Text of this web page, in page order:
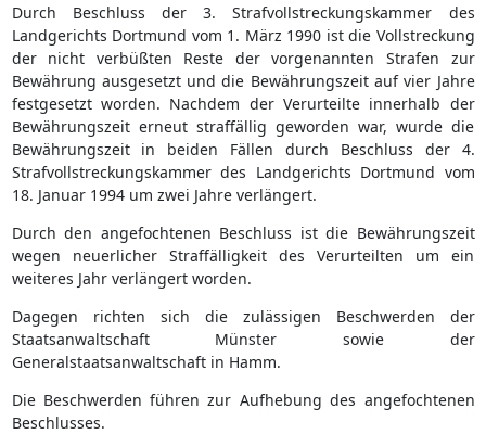
Durch Beschluss der 3. Strafvollstreckungskammer des
Landgerichts Dortmund vom 1. März 1990 ist die Vollstreckung
der nicht verbüßten Reste der vorgenannten Strafen zur
Bewährung ausgesetzt und die Bewährungszeit auf vier Jahre
festgesetzt worden. Nachdem der Verurteilte innerhalb der
Bewährungszeit erneut straffällig geworden war, wurde die
Bewährungszeit in beiden Fällen durch Beschluss der 4.
Strafvollstreckungskammer des Landgerichts Dortmund vom
18. Januar 1994 um zwei Jahre verlängert.
Durch den angefochtenen Beschluss ist die Bewährungszeit
wegen neuerlicher Straffälligkeit des Verurteilten um ein
weiteres Jahr verlängert worden.
Dagegen richten sich die zulässigen Beschwerden der
Staatsanwaltschaft Münster sowie der
Generalstaatsanwaltschaft in Hamm.
Die Beschwerden führen zur Aufhebung des angefochtenen
Beschlusses.